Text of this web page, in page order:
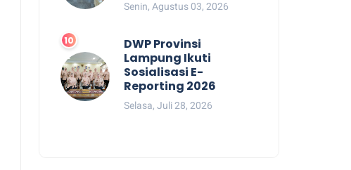
Senin, Agustus 03, 2026
DWP Provinsi
Lampung Ikuti
Sosialisasi E-
Reporting 2026
Selasa, Juli 28, 2026